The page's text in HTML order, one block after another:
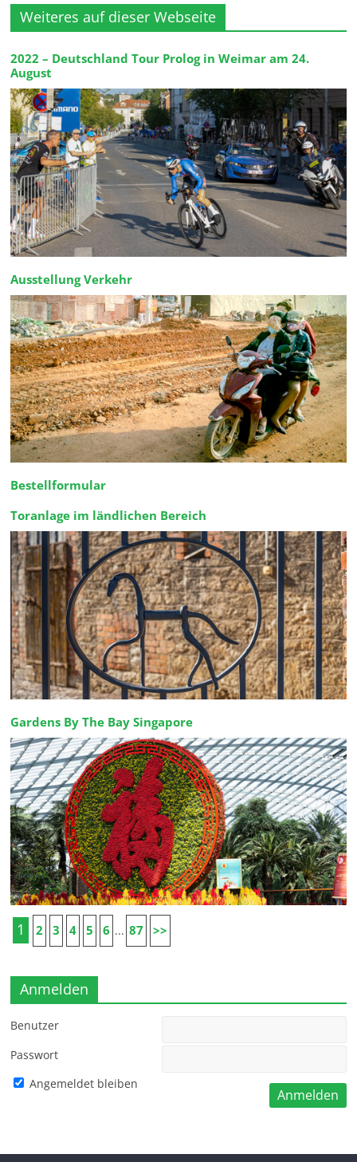
Weiteres auf dieser Webseite
2022 – Deutschland Tour Prolog in Weimar am 24.
August
Ausstellung Verkehr
Bestellformular
Toranlage im ländlichen Bereich
Gardens By The Bay Singapore
1 2 3 4 5 6 ... 87 >>
Anmelden
Benutzer
Passwort
Angemeldet bleiben